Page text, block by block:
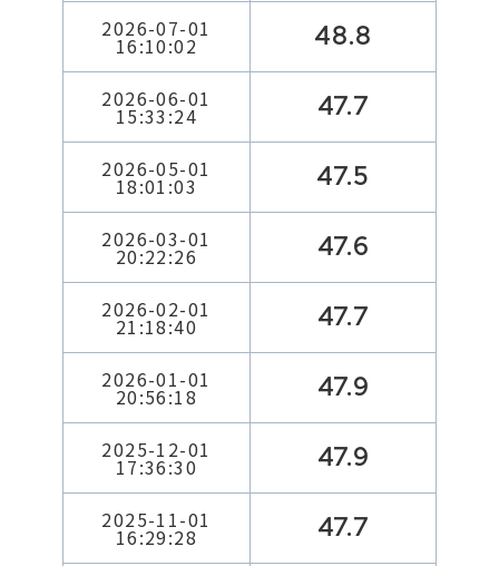
2026-07-01
16:10:02 48.8
2026-06-01
15:33:24 47.7
2026-05-01
18:01:03 47.5
2026-03-01
20:22:26 47.6
2026-02-01
21:18:40 47.7
2026-01-01
20:56:18 47.9
2025-12-01
17:36:30 47.9
2025-11-01
16:29:28 47.7